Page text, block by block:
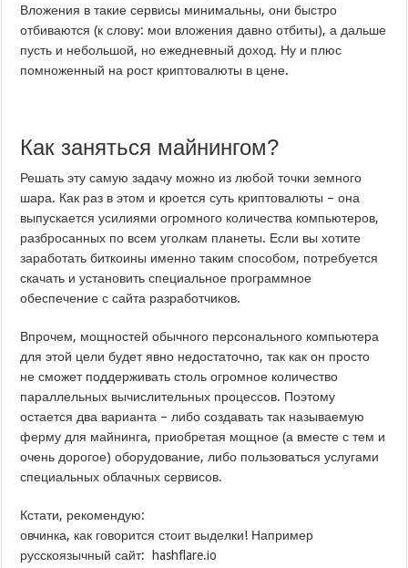
Вложения в такие сервисы минимальны, они быстро
отбиваются (к слову: мои вложения давно отбиты), а дальше
пусть и небольшой, но ежедневный доход. Ну и плюс
помноженный на рост криптовалюты в цене.
Как заняться майнингом?
Решать эту самую задачу можно из любой точки земного
шара. Как раз в этом и кроется суть криптовалюты – она
выпускается усилиями огромного количества компьютеров,
разбросанных по всем уголкам планеты. Если вы хотите
заработать биткоины именно таким способом, потребуется
скачать и установить специальное программное
обеспечение с сайта разработчиков.
Впрочем, мощностей обычного персонального компьютера
для этой цели будет явно недостаточно, так как он просто
не сможет поддерживать столь огромное количество
параллельных вычислительных процессов. Поэтому
остается два варианта – либо создавать так называемую
ферму для майнинга, приобретая мощное (а вместе с тем и
очень дорогое) оборудование, либо пользоваться услугами
специальных облачных сервисов.
Кстати, рекомендую:
овчинка, как говорится стоит выделки! Например
русскоязычный сайт:
hashflare.io